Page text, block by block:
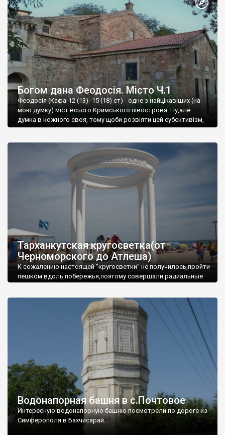
Богом дана Феодосія. Місто Ч.1
Феодосія (Кафа-12 (13) -15 (18) ст) - одне з найцікавіших (на
мою думку) міст всього Кримського півострова .Ну,але
думка в кожного своя, тому щоби розвіяти цей субєктивізм,
запрошую відвідати це
Тарханкутская кругосветка(от
Черноморского до Атлеша)
К сожалению настоящей "кругосветки" не получилось,пройти
пешком вдоль побережья,поэтому совершали радиальные
Водонапорная башня в с.Почтовое
Интересную водонапорную башню посмотрели по дороге из
Симферополя в Бахчисарай.